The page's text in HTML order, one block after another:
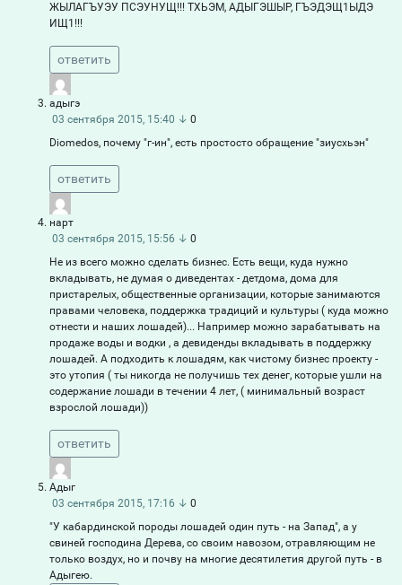
ЖЫЛАГЪУЭУ ПСЭУНУЩ!!! ТХЬЭМ, АДЫГЭШЫР, ГЪЭДЭЩ1ЫДЭ
ИЩ1!!!
ответить
адыгэ
03 сентября 2015, 15:40 ↓ 0
Diomedos, почему "г-ин", есть простосто обращение "зиусхьэн"
ответить
нарт
03 сентября 2015, 15:56 ↓ 0
Не из всего можно сделать бизнес. Есть вещи, куда нужно
вкладывать, не думая о диведентах - детдома, дома для
пристарелых, общественные организации, которые занимаются
правами человека, поддержка традиций и культуры ( куда можно
отнести и наших лошадей)... Например можно зарабатывать на
продаже воды и водки , а девиденды вкладывать в поддержку
лошадей. А подходить к лошадям, как чистому бизнес проекту -
это утопия ( ты никогда не получишь тех денег, которые ушли на
содержание лошади в течении 4 лет, ( минимальный возраст
взрослой лошади))
ответить
Адыг
03 сентября 2015, 17:16 ↓ 0
"У кабардинской породы лошадей один путь - на Запад", а у
свиней господина Дерева, со своим навозом, отравляющим не
только воздух, но и почву на многие десятилетия другой путь - в
Адыгею.